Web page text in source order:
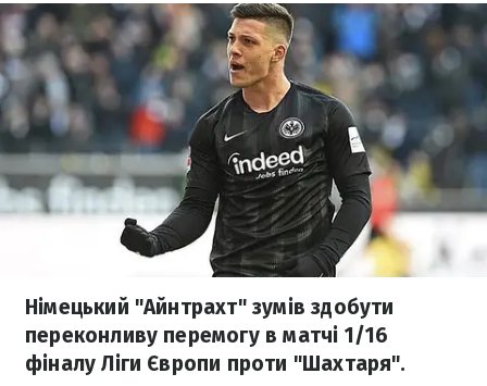
Німецький "Айнтрахт" зумів здобути
переконливу перемогу в матчі 1/16
фіналу Ліги Європи проти "Шахтаря".